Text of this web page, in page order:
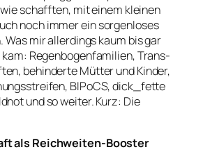
schafften, mit einem kleinen
noch immer ein sorgenloses
Was mir allerdings kaum bis gar
kam: Regenbogenfamilien, Trans-
behinderte Mütter und Kinder,
BIPoCS, dick_fette
und so weiter. Kurz: Die
als Reichweiten-Booster